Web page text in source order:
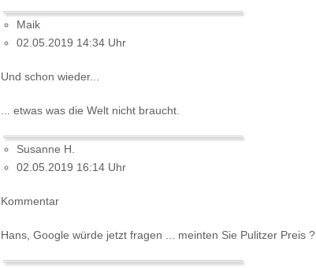
Maik
02.05.2019 14:34 Uhr
Und schon wieder...
... etwas was die Welt nicht braucht.
Susanne H.
02.05.2019 16:14 Uhr
Kommentar
Hans, Google würde jetzt fragen ... meinten Sie Pulitzer Preis ?